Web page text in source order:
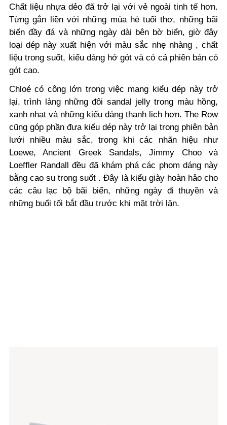
Chất liệu nhựa dẻo đã trở lại với vẻ ngoài tinh tế hơn.
Từng gắn liền với những mùa hè tuổi thơ, những bãi
biển đầy đá và những ngày dài bên bờ biển, giờ đây
loại dép này xuất hiện với màu sắc nhẹ nhàng , chất
liệu trong suốt, kiểu dáng hở gót và có cả phiên bản có
gót cao.
Chloé có công lớn trong việc mang kiểu dép này trở
lại, trình làng những đôi sandal jelly trong màu hồng,
xanh nhạt và những kiểu dáng thanh lịch hơn. The Row
cũng góp phần đưa kiểu dép này trở lại trong phiên bản
lưới nhiều màu sắc, trong khi các nhãn hiệu như
Loewe, Ancient Greek Sandals, Jimmy Choo và
Loeffler Randall đều đã khám phá các phom dáng này
bằng cao su trong suốt . Đây là kiểu giày hoàn hảo cho
các câu lạc bộ bãi biển, những ngày đi thuyền và
những buổi tối bắt đầu trước khi mặt trời lặn.